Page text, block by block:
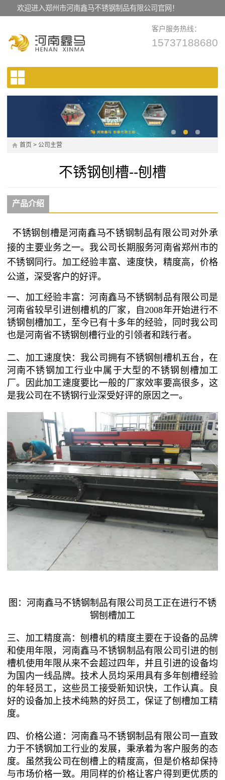
欢迎进入郑州市河南鑫马不锈钢制品有限公司官网！
客户服务热线：
15737188680
首页 > 公司主营
不锈钢刨槽--刨槽
产品介绍
不锈钢刨槽是河南鑫马不锈钢制品有限公司对外承
接的主要业务之一。我公司长期服务河南省郑州市的
不锈钢同行。加工经验丰富、速度快，精度高，价格
公道，深受客户的好评。
一、加工经验丰富：河南鑫马不锈钢制品有限公司是
河南省较早引进刨槽机的厂家，自2008年开始进行不
锈钢刨槽加工，至今已有十多年的经验，同时我公司
也是河南省不锈钢刨槽行业的引领者和践行者。
二、加工速度快：我公司拥有不锈钢刨槽机五台，在
河南不锈钢加工行业中属于大型的不锈钢刨槽加工
厂。因此加工速度要比一般的厂家效率要高很多，这
是我公司在不锈钢行业深受好评的原因之一。
图：河南鑫马不锈钢制品有限公司员工正在进行不锈
钢刨槽加工
三、加工精度高：刨槽机的精度主要在于设备的品牌
和使用年限，河南鑫马不锈钢制品有限公司引进的刨
槽机使用年限从来不会超过四年，并且引进的设备均
为国内一线品牌。技术人员均采用具有多年刨槽经验
的年轻员工，这些员工接受新知识快，工作认真。良
好的设备加上技术纯熟的好员工，保证了刨槽加工精
度。
四、价格公道：河南鑫马不锈钢制品有限公司一直致
力于不锈钢加工行业的发展，秉承着为客户服务的态
度。虽然我公司在刨槽上的精度高，但是价格却保持
与市场价格一致。用同样的价格让客户得到更优质的